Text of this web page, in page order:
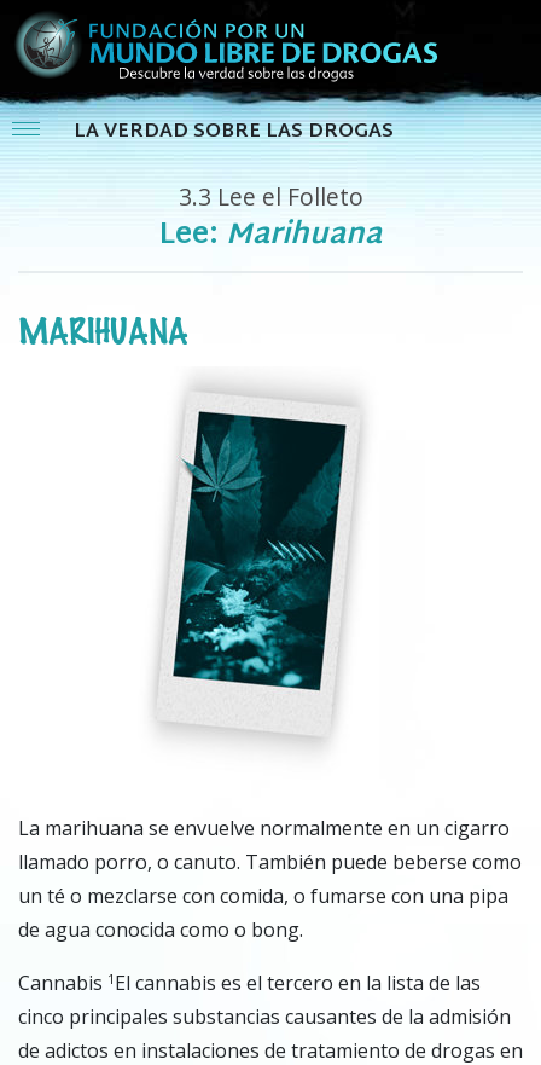
LA VERDAD SOBRE LAS DROGAS
3.3 Lee el Folleto
Lee: Marihuana
MARIHUANA
La marihuana se envuelve normalmente en un cigarro
llamado porro, o canuto. También puede beberse como
un té o mezclarse con comida, o fumarse con una pipa
de agua conocida como o bong.
Cannabis 1 El cannabis es el tercero en la lista de las
cinco principales substancias causantes de la admisión
de adictos en instalaciones de tratamiento de drogas en